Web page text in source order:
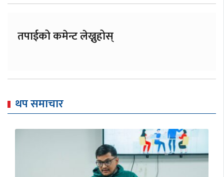
तपाईको कमेन्ट लेख्नुहोस्
थप समाचार